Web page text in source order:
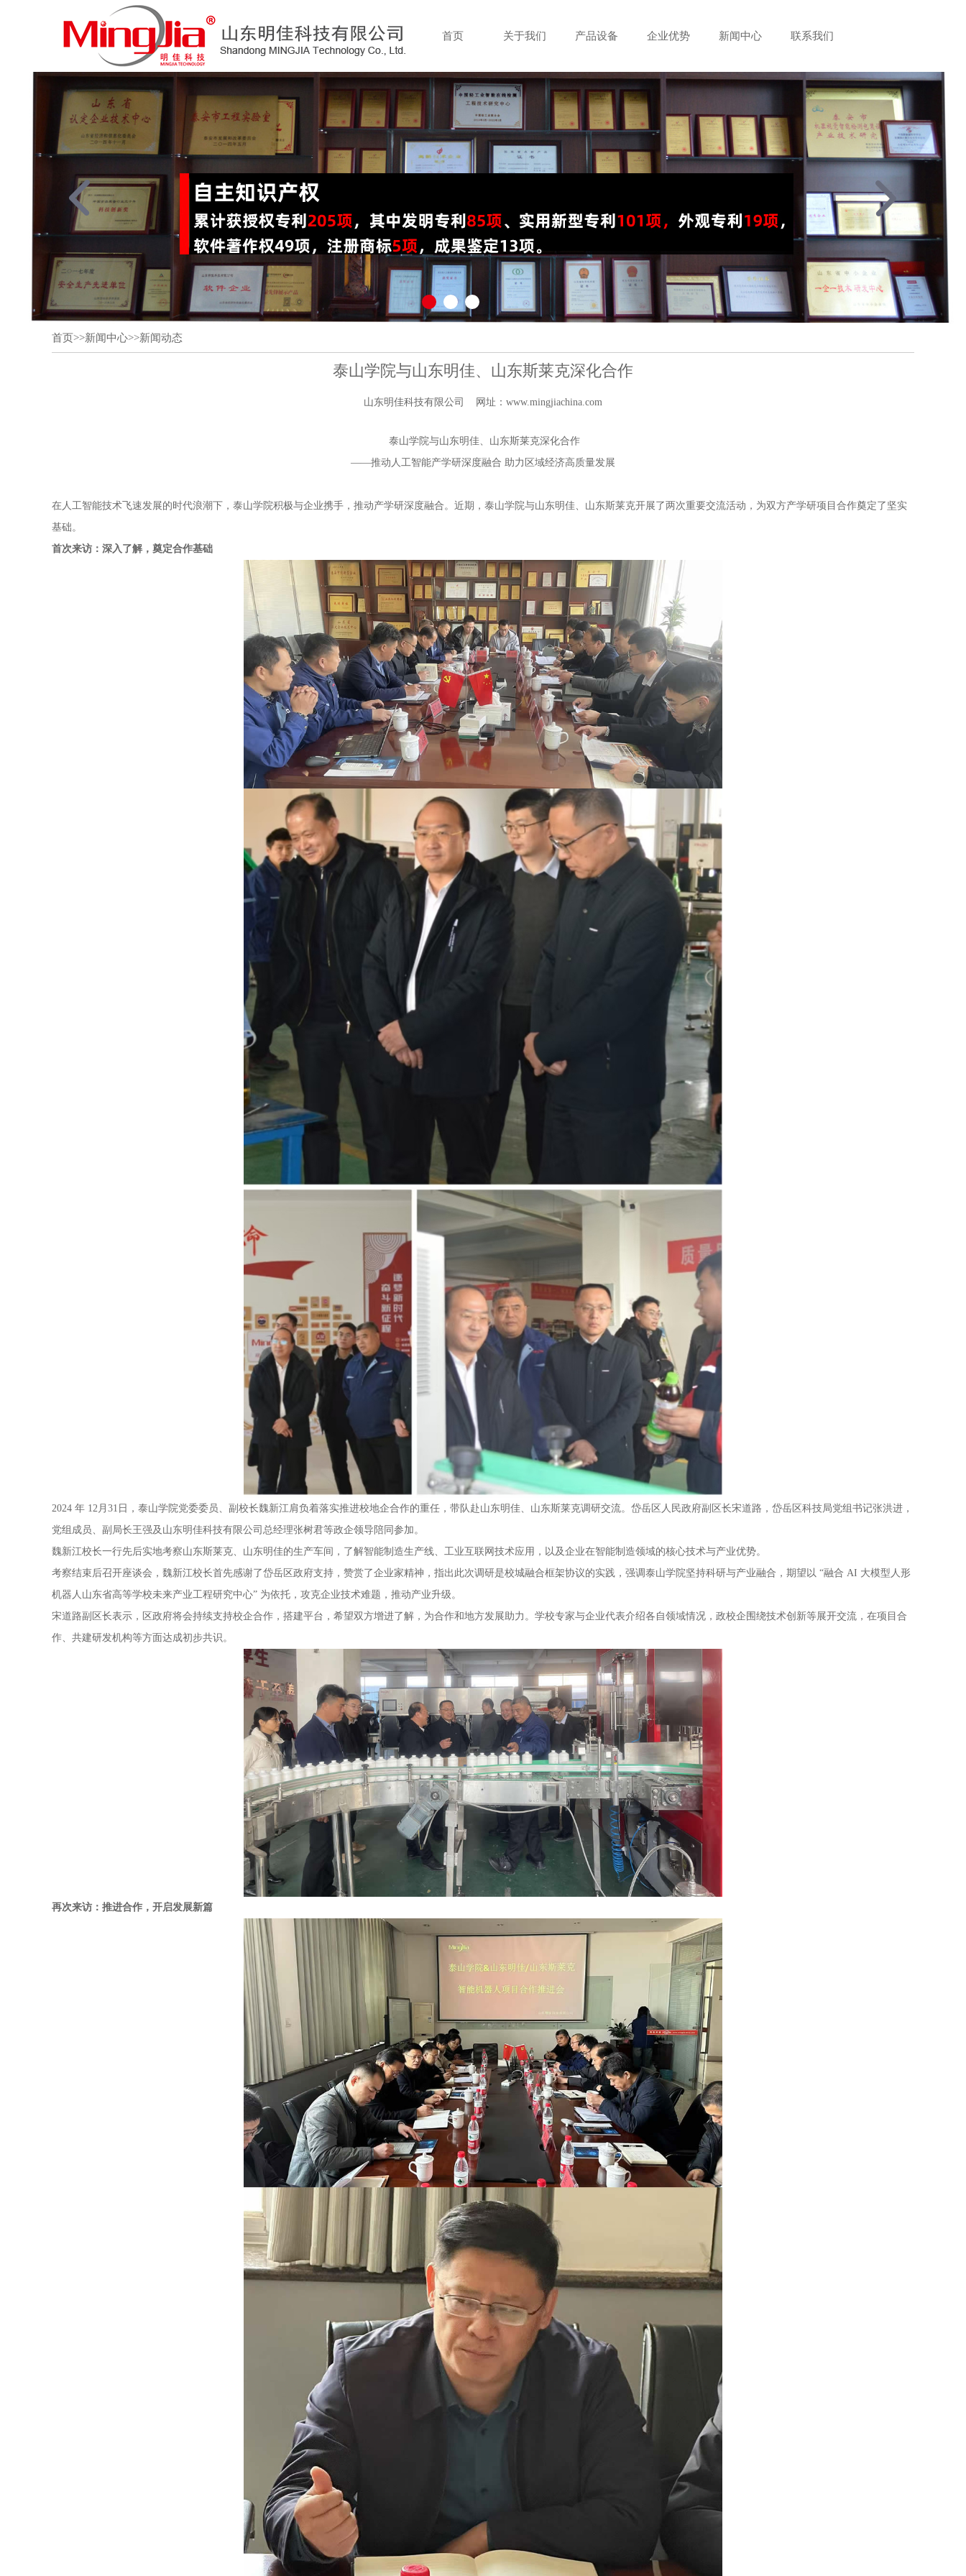
首页 关于我们 产品设备 企业优势 新闻中心 联系我们
首页>>新闻中心>>新闻动态
泰山学院与山东明佳、山东斯莱克深化合作
山东明佳科技有限公司 网址：www.mingjiachina.com
泰山学院与山东明佳、山东斯莱克深化合作
——推动人工智能产学研深度融合 助力区域经济高质量发展
在人工智能技术飞速发展的时代浪潮下，泰山学院积极与企业携手，推动产学研深度融合。近期，泰山学院与山东明佳、山东斯莱克开展了两次重要交流活动，为双方产学研项目合作奠定了坚实
基础。
首次来访：深入了解，奠定合作基础
2024 年 12月31日，泰山学院党委委员、副校长魏新江肩负着落实推进校地企合作的重任，带队赴山东明佳、山东斯莱克调研交流。岱岳区人民政府副区长宋道路，岱岳区科技局党组书记张洪进，
党组成员、副局长王强及山东明佳科技有限公司总经理张树君等政企领导陪同参加。
魏新江校长一行先后实地考察山东斯莱克、山东明佳的生产车间，了解智能制造生产线、工业互联网技术应用，以及企业在智能制造领域的核心技术与产业优势。
考察结束后召开座谈会，魏新江校长首先感谢了岱岳区政府支持，赞赏了企业家精神，指出此次调研是校城融合框架协议的实践，强调泰山学院坚持科研与产业融合，期望以 “融合 AI 大模型人形
机器人山东省高等学校未来产业工程研究中心” 为依托，攻克企业技术难题，推动产业升级。
宋道路副区长表示，区政府将会持续支持校企合作，搭建平台，希望双方增进了解，为合作和地方发展助力。学校专家与企业代表介绍各自领域情况，政校企围绕技术创新等展开交流，在项目合
作、共建研发机构等方面达成初步共识。
再次来访：推进合作，开启发展新篇